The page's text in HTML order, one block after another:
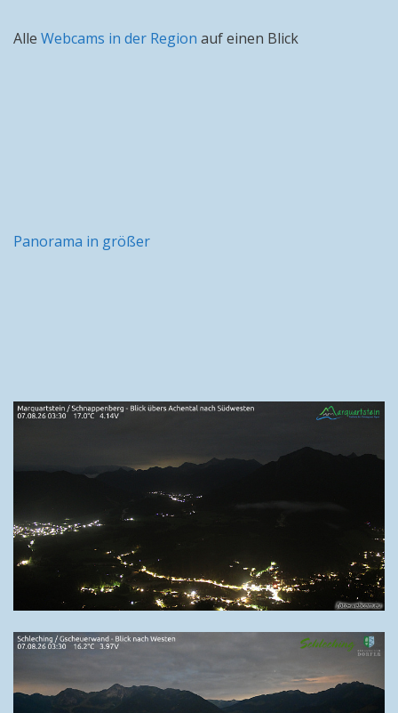
Alle Webcams in der Region auf einen Blick
Panorama in größer